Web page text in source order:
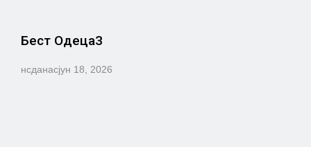
Бест Одеца3
нсданасјун 18, 2026